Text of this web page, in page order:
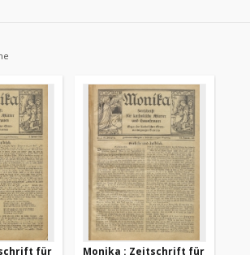
für
Monika : Zeitschrift für